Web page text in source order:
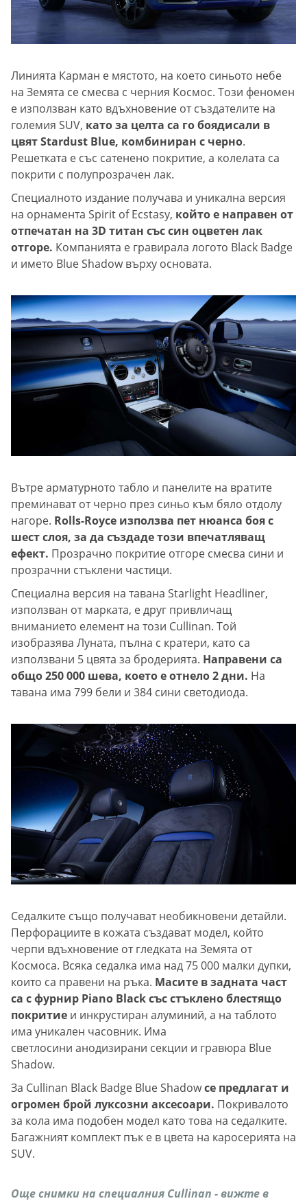
Линията Карман е мястото, на което синьото небе
на Земята се смесва с черния Космос. Този феномен
е използван като вдъхновение от създателите на
големия SUV, като за целта са го боядисали в
цвят Stardust Blue, комбиниран с черно.
Решетката е със сатенено покритие, а колелата са
покрити с полупрозрачен лак.
Специалното издание получава и уникална версия
на орнамента Spirit of Ecstasy, който е направен от
отпечатан на 3D титан със син оцветен лак
отгоре. Компанията е гравирала логото Black Badge
и името Blue Shadow върху основата.
Вътре арматурното табло и панелите на вратите
преминават от черно през синьо към бяло отдолу
нагоре. Rolls-Royce използва пет нюанса боя с
шест слоя, за да създаде този впечатляващ
ефект. Прозрачно покритие отгоре смесва сини и
прозрачни стъклени частици.
Специална версия на тавана Starlight Headliner,
използван от марката, е друг привличащ
вниманието елемент на този Cullinan. Той
изобразява Луната, пълна с кратери, като са
използвани 5 цвята за бродерията. Направени са
общо 250 000 шева, което е отнело 2 дни. На
тавана има 799 бели и 384 сини светодиода.
Седалките също получават необикновени детайли.
Перфорациите в кожата създават модел, който
черпи вдъхновение от гледката на Земята от
Космоса. Всяка седалка има над 75 000 малки дупки,
които са правени на ръка. Масите в задната част
са с фурнир Piano Black със стъклено блестящо
покритие и инкрустиран алуминий, а на таблото
има уникален часовник. Има
светлосини анодизирани секции и гравюра Blue
Shadow.
За Cullinan Black Badge Blue Shadowсе предлагат и
огромен брой луксозни аксесоари. Покривалото
за кола има подобен модел като това на седалките.
Багажният комплект пък е в цвета на каросерията на
SUV.
Още снимки на специалния Cullinan - вижте в